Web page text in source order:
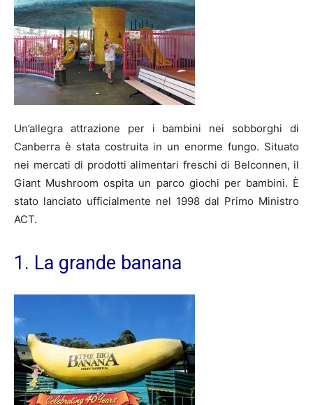
Un’allegra attrazione per i bambini nei sobborghi di
Canberra è stata costruita in un enorme fungo. Situato
nei mercati di prodotti alimentari freschi di Belconnen, il
Giant Mushroom ospita un parco giochi per bambini. È
stato lanciato ufficialmente nel 1998 dal Primo Ministro
ACT.
1. La grande banana